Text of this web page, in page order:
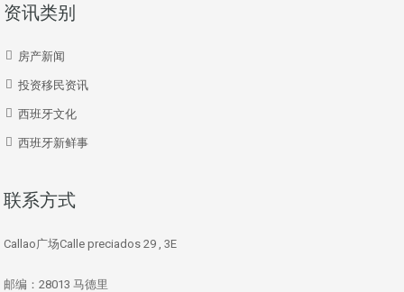
资讯类别
房产新闻
投资移民资讯
西班牙文化
西班牙新鲜事
联系方式
Callao广场Calle preciados 29 , 3E
邮编：28013 马德里